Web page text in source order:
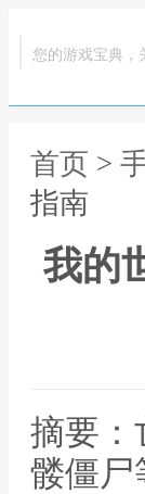
您的游戏宝典，
首页 >
指南
我的
摘要：
髅僵尸